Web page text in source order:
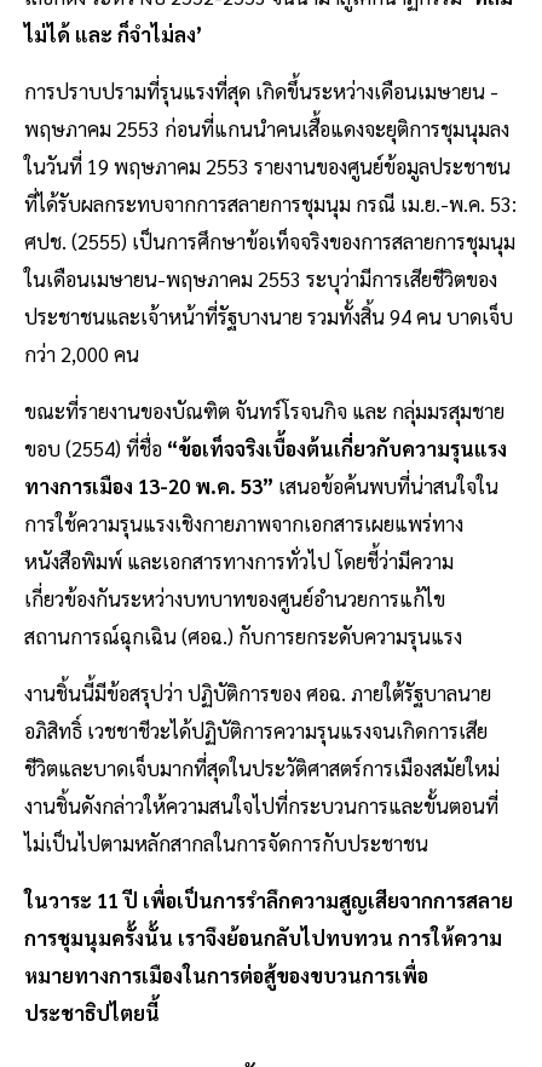
ไม่ได้ และ ก็จำไม่ลง’
การปราบปรามที่รุนแรงที่สุด เกิดขึ้นระหว่างเดือนเมษายน -
พฤษภาคม 2553 ก่อนที่แกนนำคนเสื้อแดงจะยุติการชุมนุมลง
ในวันที่ 19 พฤษภาคม 2553 รายงานของศูนย์ข้อมูลประชาชน
ที่ได้รับผลกระทบจากการสลายการชุมนุม กรณี เม.ย.-พ.ค. 53:
ศปช. (2555) เป็นการศึกษาข้อเท็จจริงของการสลายการชุมนุม
ในเดือนเมษายน-พฤษภาคม 2553 ระบุว่ามีการเสียชีวิตของ
ประชาชนและเจ้าหน้าที่รัฐบางนาย รวมทั้งสิ้น 94 คน บาดเจ็บ
กว่า 2,000 คน
ขณะที่รายงานของบัณฑิต จันทร์โรจนกิจ และ กลุ่มมรสุมชาย
ขอบ (2554) ที่ชื่อ “ข้อเท็จจริงเบื้องต้นเกี่ยวกับความรุนแรง
ทางการเมือง 13-20 พ.ค. 53” เสนอข้อค้นพบที่น่าสนใจใน
การใช้ความรุนแรงเชิงกายภาพจากเอกสารเผยแพร่ทาง
หนังสือพิมพ์ และเอกสารทางการทั่วไป โดยชี้ว่ามีความ
เกี่ยวข้องกันระหว่างบทบาทของศูนย์อำนวยการแก้ไข
สถานการณ์ฉุกเฉิน (ศอฉ.) กับการยกระดับความรุนแรง
งานชิ้นนี้มีข้อสรุปว่า ปฏิบัติการของ ศอฉ. ภายใต้รัฐบาลนาย
อภิสิทธิ์ เวชชาชีวะได้ปฏิบัติการความรุนแรงจนเกิดการเสีย
ชีวิตและบาดเจ็บมากที่สุดในประวัติศาสตร์การเมืองสมัยใหม่
งานชิ้นดังกล่าวให้ความสนใจไปที่กระบวนการและขั้นตอนที่
ไม่เป็นไปตามหลักสากลในการจัดการกับประชาชน
ในวาระ 11 ปี เพื่อเป็นการรำลึกความสูญเสียจากการสลาย
การชุมนุมครั้งนั้น เราจึงย้อนกลับไปทบทวน การให้ความ
หมายทางการเมืองในการต่อสู้ของขบวนการเพื่อ
ประชาธิปไตยนี้